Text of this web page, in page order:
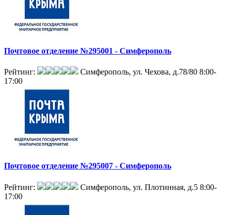
Почтовое отделение №295001 - Симферополь
Рейтинг: Симферополь, ул. Чехова, д.78/80 8:00-
17:00
Почтовое отделение №295007 - Симферополь
Рейтинг: Симферополь, ул. Плотинная, д.5 8:00-
17:00